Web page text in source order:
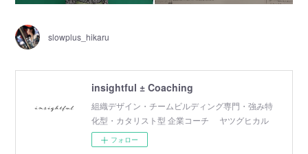
slowplus_hikaru
insightful ± Coaching
組織デザイン・チームビルディング専門・強み特
化型・カタリスト型 企業コーチ ヤツグヒカル
フォロー